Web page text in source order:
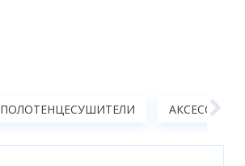
ПОЛОТЕНЦЕСУШИТЕЛИ